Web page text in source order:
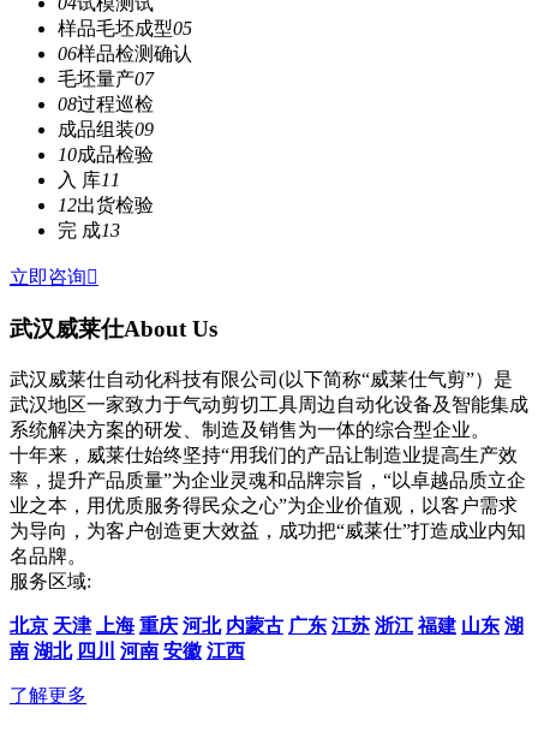
样品毛坯成型05
06样品检测确认
毛坯量产07
08过程巡检
成品组装09
10成品检验
入 库11
12出货检验
完 成13
立即咨询
武汉威莱仕About Us
武汉威莱仕自动化科技有限公司(以下简称“威莱仕气剪”）是
武汉地区一家致力于气动剪切工具周边自动化设备及智能集成
系统解决方案的研发、制造及销售为一体的综合型企业。
十年来，威莱仕始终坚持“用我们的产品让制造业提高生产效
率，提升产品质量”为企业灵魂和品牌宗旨，“以卓越品质立企
业之本，用优质服务得民众之心”为企业价值观，以客户需求
为导向，为客户创造更大效益，成功把“威莱仕”打造成业内知
名品牌。
服务区域:
北京 天津 上海 重庆 河北 内蒙古 广东 江苏 浙江 福建 山东 湖
南 湖北 四川 河南 安徽 江西
了解更多